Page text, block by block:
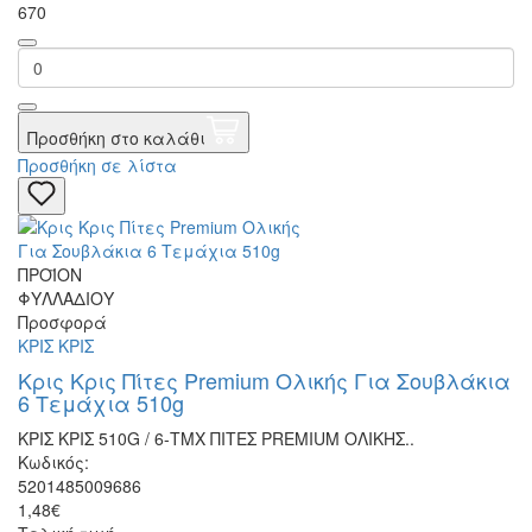
670
Προσθήκη στο καλάθι
Προσθήκη σε λίστα
ΠΡΟΪΟΝ
ΦΥΛΛΑΔΙΟΥ
Προσφορά
ΚΡΙΣ ΚΡΙΣ
Κρις Κρις Πίτες Premium Ολικής Για Σουβλάκια
6 Τεμάχια 510g
ΚΡΙΣ ΚΡΙΣ 510G / 6-ΤΜΧ ΠΙΤΕΣ PREMIUM ΟΛΙΚΗΣ..
Κωδικός:
5201485009686
1,48€